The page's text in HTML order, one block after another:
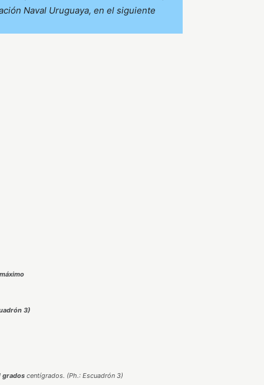
Naval Uruguaya, en el siguiente
máximo
3)
grados centígrados. (Ph.: Escuadrón 3)